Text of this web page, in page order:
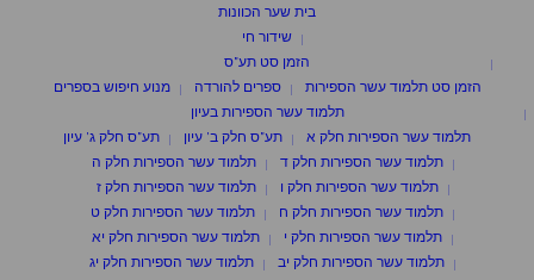
בית שער הכוונות
שידור חי
הזמן סט תע"ס
הזמן סט תלמוד עשר הספירות
ספרים להורדה
מנוע חיפוש בספרים
תלמוד עשר הספירות בעיון
תלמוד עשר הספירות חלק א
תע"ס חלק ב' עיון
תע"ס חלק ג' עיון
תלמוד עשר הספירות חלק ד
תלמוד עשר הספירות חלק ה
תלמוד עשר הספירות חלק ו
תלמוד עשר הספירות חלק ז
תלמוד עשר הספירות חלק ח
תלמוד עשר הספירות חלק ט
תלמוד עשר הספירות חלק י
תלמוד עשר הספירות חלק יא
תלמוד עשר הספירות חלק יב
תלמוד עשר הספירות חלק יג